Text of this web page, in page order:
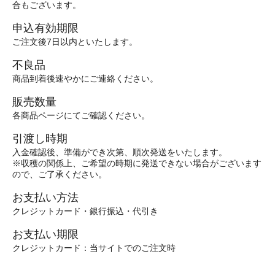
合もございます。
申込有効期限
ご注文後7日以内といたします。
不良品
商品到着後速やかにご連絡ください。
販売数量
各商品ページにてご確認ください。
引渡し時期
入金確認後、準備ができ次第、順次発送をいたします。
※収穫の関係上、ご希望の時期に発送できない場合がございます
ので、ご了承ください。
お支払い方法
クレジットカード・銀行振込・代引き
お支払い期限
クレジットカード：当サイトでのご注文時